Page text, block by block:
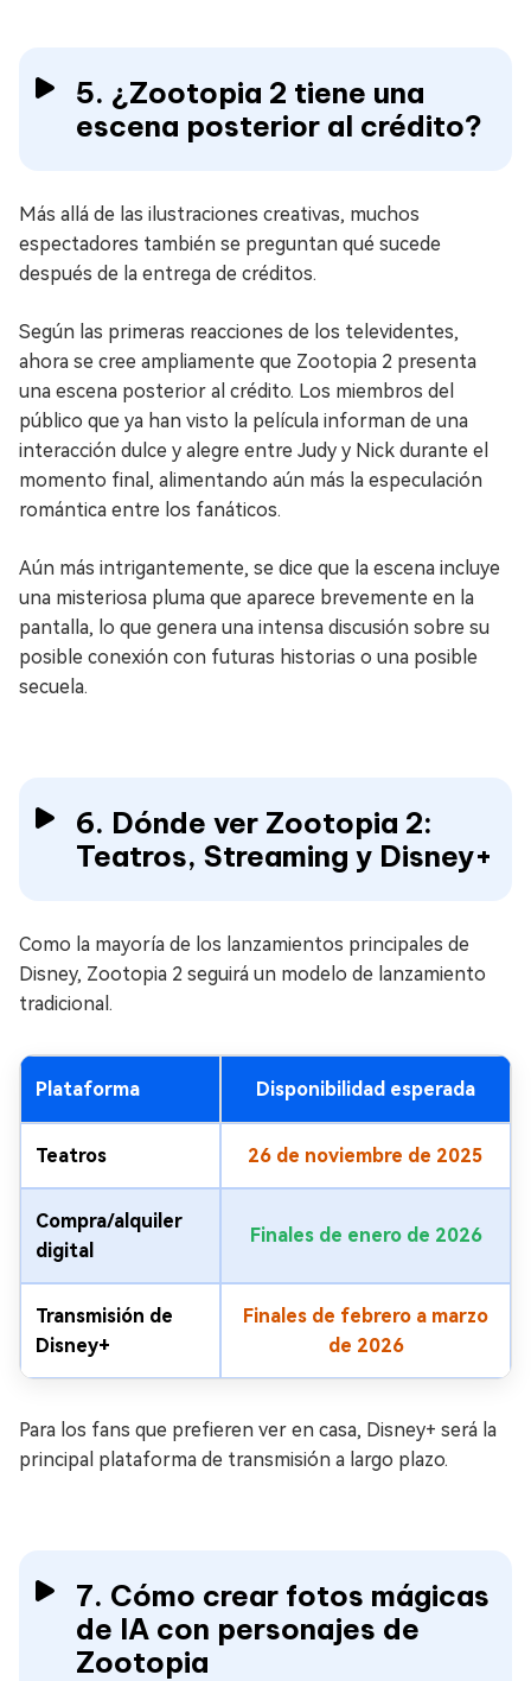
5. ¿Zootopia 2 tiene una
escena posterior al crédito?
Más allá de las ilustraciones creativas, muchos
espectadores también se preguntan qué sucede
después de la entrega de créditos.
Según las primeras reacciones de los televidentes,
ahora se cree ampliamente que Zootopia 2 presenta
una escena posterior al crédito. Los miembros del
público que ya han visto la película informan de una
interacción dulce y alegre entre Judy y Nick durante el
momento final, alimentando aún más la especulación
romántica entre los fanáticos.
Aún más intrigantemente, se dice que la escena incluye
una misteriosa pluma que aparece brevemente en la
pantalla, lo que genera una intensa discusión sobre su
posible conexión con futuras historias o una posible
secuela.
6. Dónde ver Zootopia 2:
Teatros, Streaming y Disney+
Como la mayoría de los lanzamientos principales de
Disney, Zootopia 2 seguirá un modelo de lanzamiento
tradicional.
Plataforma Disponibilidad esperada
Teatros 26 de noviembre de 2025
Compra/alquiler
digital
Finales de enero de 2026
Transmisión de
Disney+
Finales de febrero a marzo
de 2026
Para los fans que prefieren ver en casa, Disney+ será la
principal plataforma de transmisión a largo plazo.
7. Cómo crear fotos mágicas
de IA con personajes de
Zootopia